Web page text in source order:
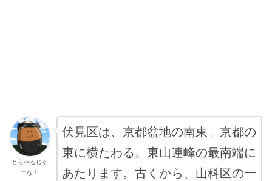
とらべるじゃ
ーな！
伏見区は、京都盆地の南東。京都の
東に横たわる、東山連峰の最南端に
あたります。古くから、山科区の一